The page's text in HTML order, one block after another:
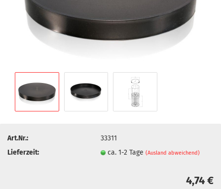
Art.Nr.:
33311
Lieferzeit:
ca. 1-2 Tage(Ausland abweichend)
4,74 €